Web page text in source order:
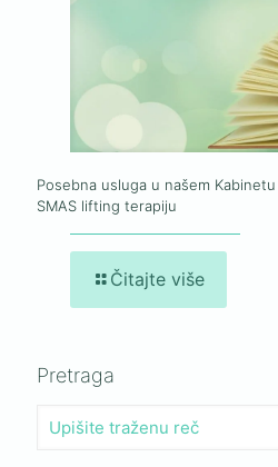
Posebna usluga u našem
SMAS lifting terapiju
Čitajte više
Pretraga